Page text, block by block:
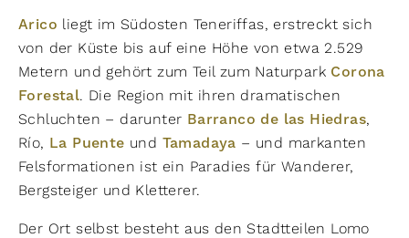
Arico liegt im Südosten Teneriffas, erstreckt sich
von der Küste bis auf eine Höhe von etwa 2.529
Metern und gehört zum Teil zum Naturpark Corona
Forestal. Die Region mit ihren dramatischen
Schluchten – darunter Barranco de las Hiedras,
Río, La Puente und Tamadaya – und markanten
Felsformationen ist ein Paradies für Wanderer,
Bergsteiger und Kletterer.
Der Ort selbst besteht aus den Stadtteilen Lomo